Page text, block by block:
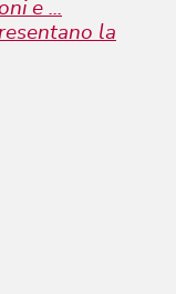
e ...
la